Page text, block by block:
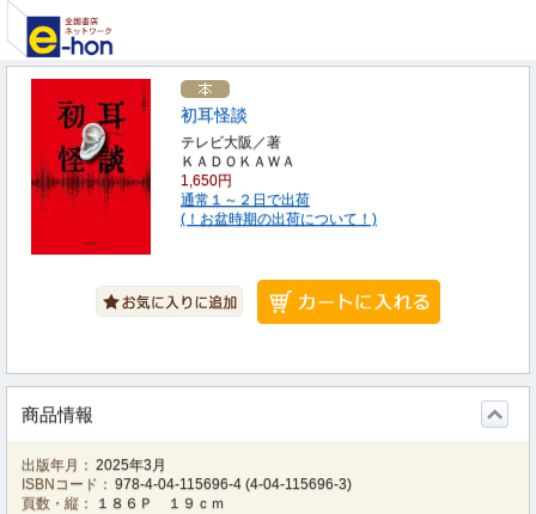
初耳怪談
テレビ大阪／著
ＫＡＤＯＫＡＷＡ
1,650円
通常１～２日で出荷
(！お盆時期の出荷について！)
商品情報
出版年月： 2025年3月
ISBNコード： 978-4-04-115696-4 (4-04-115696-3)
頁数・縦：
１８６Ｐ １９ｃｍ